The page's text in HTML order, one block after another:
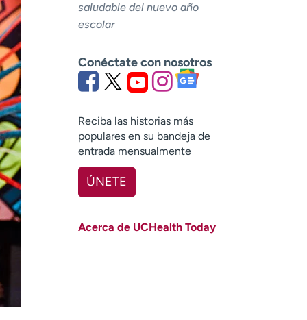
saludable del nuevo año
escolar
Conéctate con nosotros
Reciba las historias más
populares en su bandeja de
entrada mensualmente
ÚNETE
Apellido
Acerca de UCHealth Today